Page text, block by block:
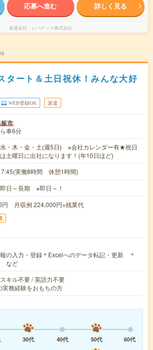
応募へ進む 詳しく見る
派遣会社 レバテック株式会社
タート＆土日祝休！みんな大好
WEB登録OK 派遣
市
車6分
水・木・金・土(週5日) ※会社カレンダー有★祝日
土曜日に出社になります！(年10日ほど)
実働8時間 休憩1時間)
即日～長期 ※即日～！
円 月収例 224,000円+残業代
の入力・登録＊Excelへのデータ転記・更新 ＊
など
キル不要 / 英語力不要
実務経験をおもちの方
30代 40代 50代
60代